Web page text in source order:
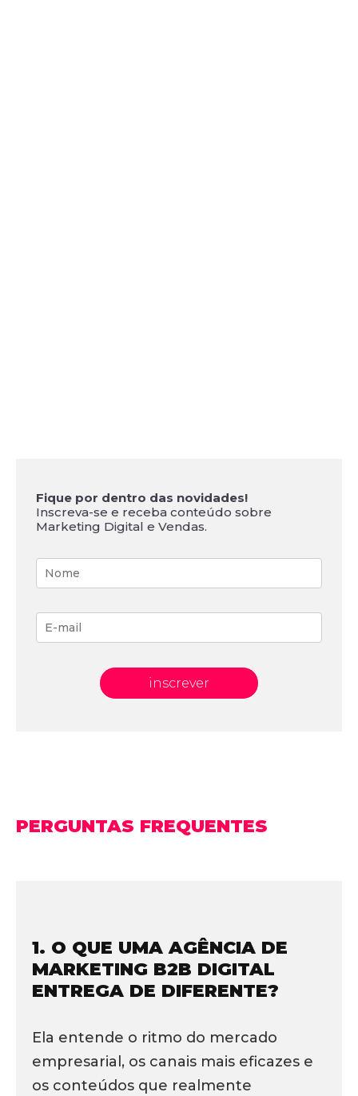
Fique por dentro das novidades!
Inscreva-se e receba conteúdo sobre
Marketing Digital e Vendas.
inscrever
PERGUNTAS FREQUENTES
1. O QUE UMA AGÊNCIA DE
MARKETING B2B DIGITAL
ENTREGA DE DIFERENTE?
Ela entende o ritmo do mercado
empresarial, os canais mais eficazes e
os conteúdos que realmente